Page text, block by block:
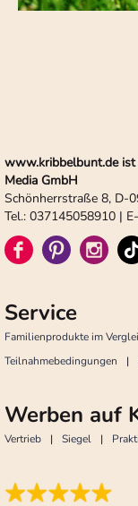
www.kribbelbunt.de
Media GmbH
Schönherrstraße 8, D-
Tel.: 037145058910 |
Service
Familienprodukte im
Teilnahmebedingungen
Werben auf
Vertrieb Siegel